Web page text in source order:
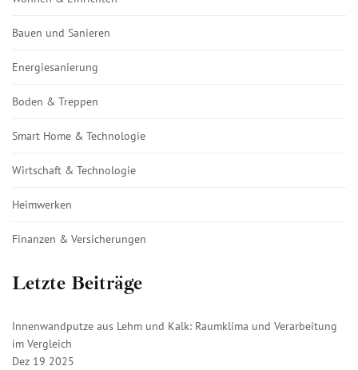
Bauen und Sanieren
Energiesanierung
Boden & Treppen
Smart Home & Technologie
Wirtschaft & Technologie
Heimwerken
Finanzen & Versicherungen
Letzte Beiträge
Innenwandputze aus Lehm und Kalk: Raumklima und Verarbeitung
im Vergleich
Dez 19 2025